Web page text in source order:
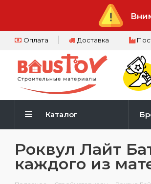
Оплата Доставка
Каталог
Роквул Лайт
каждого из